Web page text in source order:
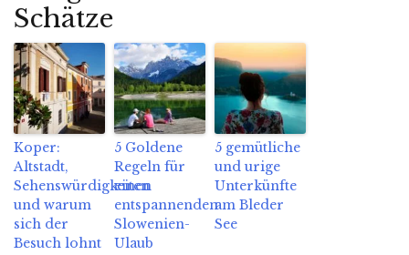
Schätze
Koper:
Altstadt,
Sehenswürdigkeiten
und warum
sich der
Besuch lohnt
5 Goldene
Regeln für
einen
entspannenden
Slowenien-
Ulaub
5 gemütliche
und urige
Unterkünfte
am Bleder
See